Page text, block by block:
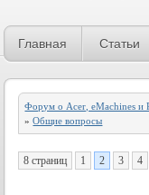
Главная Статьи
Форум о Acer, eMachines и
»Общие вопросы
8 страниц 1 2 3 4